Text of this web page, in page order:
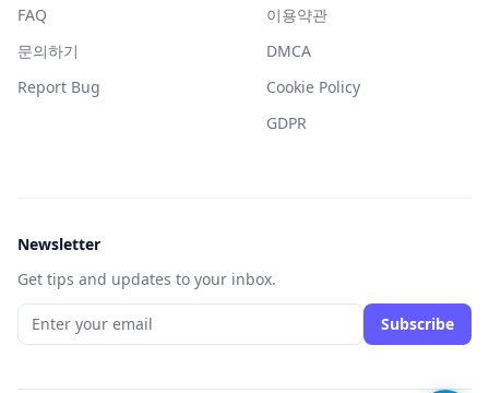
FAQ
문의하기
Report Bug
이용약관
DMCA
Cookie Policy
GDPR
Newsletter
Get tips and updates to your inbox.
Subscribe